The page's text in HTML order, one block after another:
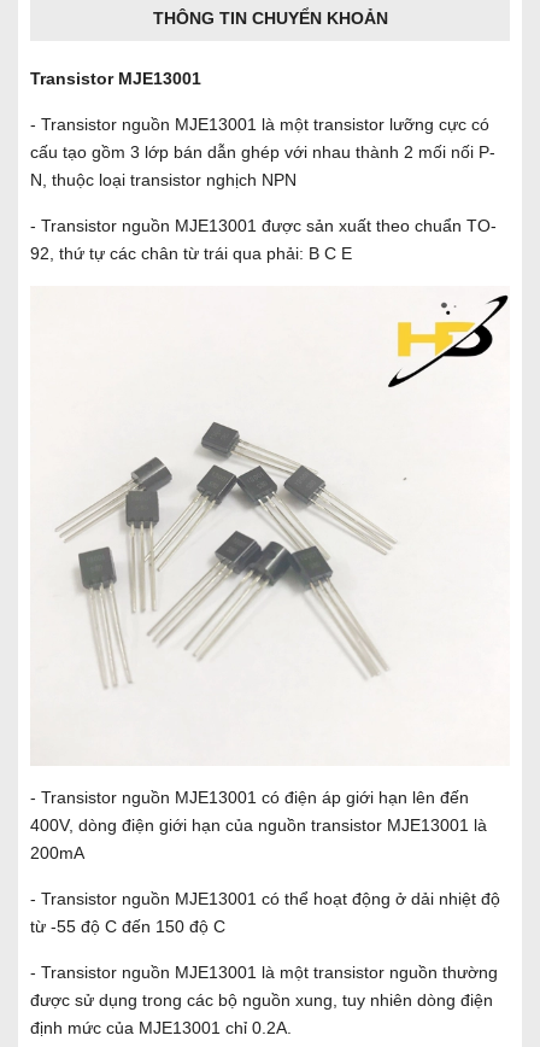
THÔNG TIN CHUYỂN KHOẢN
Transistor MJE13001
- Transistor nguồn MJE13001 là một transistor lưỡng cực có
cấu tạo gồm 3 lớp bán dẫn ghép với nhau thành 2 mối nối P-
N, thuộc loại transistor nghịch NPN
- Transistor nguồn MJE13001 được sản xuất theo chuẩn TO-
92, thứ tự các chân từ trái qua phải: B C E
- Transistor nguồn MJE13001 có điện áp giới hạn lên đến
400V, dòng điện giới hạn của nguồn transistor MJE13001 là
200mA
- Transistor nguồn MJE13001 có thể hoạt động ở dải nhiệt độ
từ -55 độ C đến 150 độ C
- Transistor nguồn MJE13001 là một transistor nguồn thường
được sử dụng trong các bộ nguồn xung, tuy nhiên dòng điện
định mức của MJE13001 chỉ 0.2A.